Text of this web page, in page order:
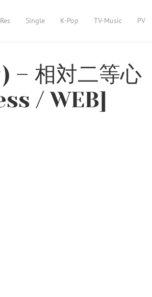
Single K-Pop TV-Music PV
– 相対二等心
/ WEB]